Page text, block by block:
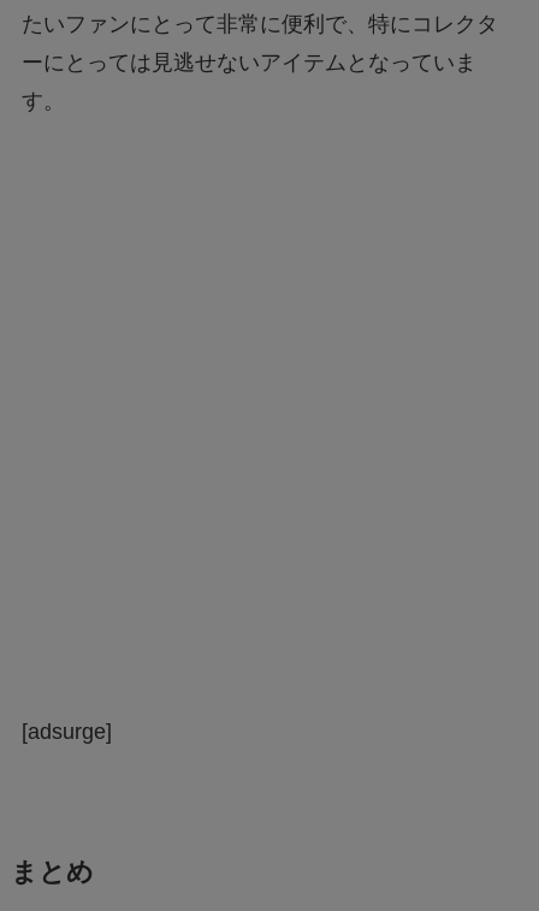
たいファンにとって非常に便利で、特にコレクタ
ーにとっては見逃せないアイテムとなっていま
す。
[adsurge]
まとめ